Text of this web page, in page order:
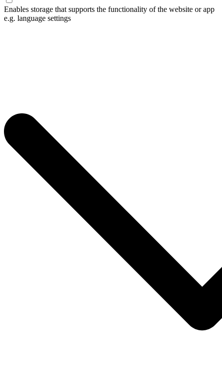
Enables storage that supports the functionality of the website or app
e.g. language settings